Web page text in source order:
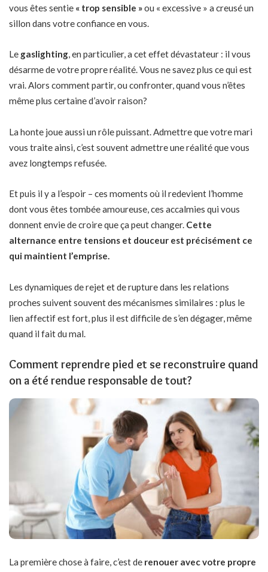
vous êtes sentie « trop sensible »ou « excessive » a creusé un
sillon dans votre confiance en vous.
Le gaslighting, en particulier, a cet effet dévastateur : il vous
désarme de votre propre réalité. Vous ne savez plus ce qui est
vrai. Alors comment partir, ou confronter, quand vous n’êtes
même plus certaine d’avoir raison?
La honte joue aussi un rôle puissant. Admettre que votre mari
vous traite ainsi, c’est souvent admettre une réalité que vous
avez longtemps refusée.
Et puis il y a l’espoir – ces moments où il redevient l’homme
dont vous êtes tombée amoureuse, ces accalmies qui vous
donnent envie de croire que ça peut changer. Cette
alternance entre tensions et douceur est précisément ce
qui maintient l’emprise.
Les dynamiques de rejet et de rupture dans les relations
proches suivent souvent des mécanismes similaires : plus le
lien affectif est fort, plus il est difficile de s’en dégager, même
quand il fait du mal.
Comment reprendre pied et se reconstruire quand
on a été rendue responsable de tout?
La première chose à faire, c’est de renouer avec votre propre